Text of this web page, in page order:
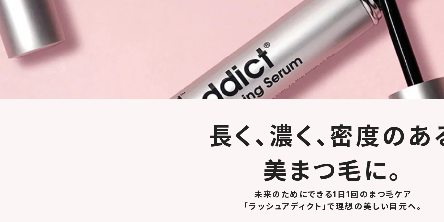
長く、濃く、密度のあ
美まつ毛に。
未来のためにできる1日1回のまつ毛ケア
「ラッシュアディクト」で理想の美しい目元へ。